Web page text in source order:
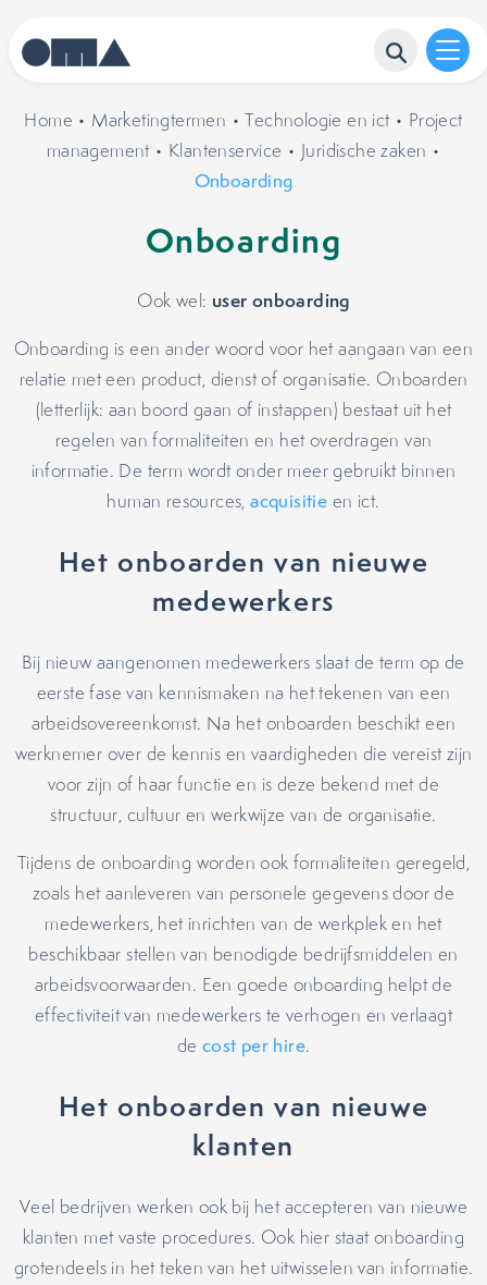
Home • Marketingtermen •Technologie en ict• Project
management• Klantenservice • Juridische zaken •
Onboarding
Onboarding
Ook wel: user onboarding
Onboarding is een ander woord voor het aangaan van een
relatie met een product, dienst of organisatie. Onboarden
(letterlijk: aan boord gaan of instappen) bestaat uit het
regelen van formaliteiten en het overdragen van
informatie. De term wordt onder meer gebruikt binnen
human resources,acquisitie en ict.
Het onboarden van nieuwe
medewerkers
Bij nieuw aangenomen medewerkers slaat de term op de
eerste fase van kennismaken na het tekenen van een
arbeidsovereenkomst. Na het onboarden beschikt een
werknemer over de kennis en vaardigheden die vereist zijn
voor zijn of haar functie en is deze bekend met de
structuur, cultuur en werkwijze van de organisatie.
Tijdens de onboarding worden ook formaliteiten geregeld,
zoals het aanleveren van personele gegevens door de
medewerkers, het inrichten van de werkplek en het
beschikbaar stellen van benodigde bedrijfsmiddelen en
arbeidsvoorwaarden. Een goede onboarding helpt de
effectiviteit van medewerkers te verhogen en verlaagt
de cost per hire.
Het onboarden van nieuwe
klanten
Veel bedrijven werken ook bij het accepteren van nieuwe
klanten met vaste procedures. Ook hier staat onboarding
grotendeels in het teken van het uitwisselen van informatie.